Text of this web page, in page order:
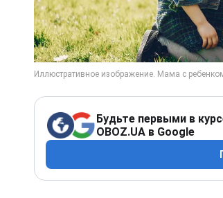
Будьте первыми в
OBOZ.UA в Google